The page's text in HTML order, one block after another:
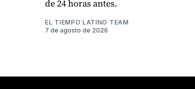
de 24 horas antes.
EL TIEMPO LATINO TEAM
7 de agosto de 2026